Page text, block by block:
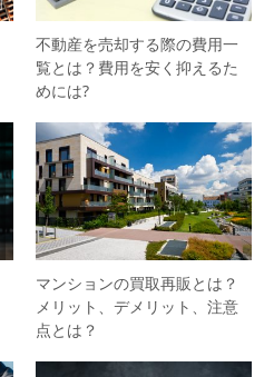
不動産を売却する際の費用一
覧とは？費用を安く抑えるた
めには?
マンションの買取再販とは？
メリット、デメリット、注意
点とは？